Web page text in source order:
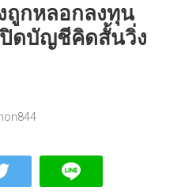
ถูกหลอกลงทุน
ดบัญชีคิดสั้นวิ่ง